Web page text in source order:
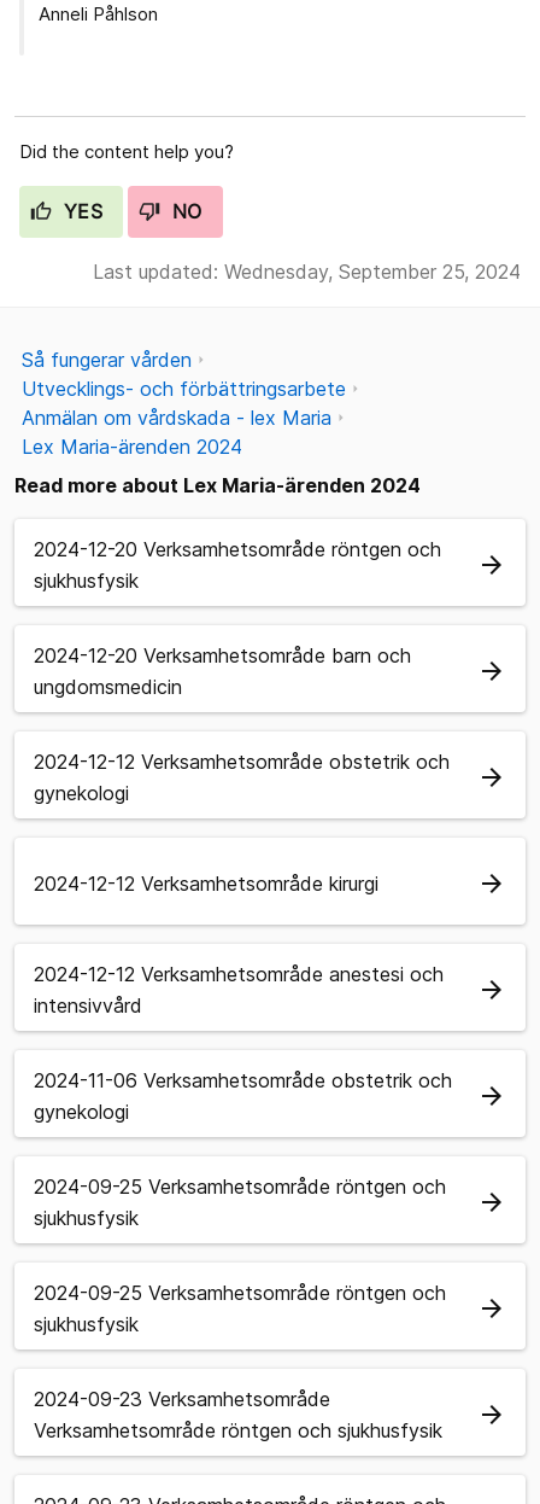
Anneli Påhlson
Did the content help you?
YES NO
Last updated: Wednesday, September 25, 2024
Så fungerar vården
Utvecklings- och förbättringsarbete
Anmälan om vårdskada - lex Maria
Lex Maria-ärenden 2024
Read more about Lex Maria-ärenden 2024
2024-12-20 Verksamhetsområde röntgen och
sjukhusfysik
arrow_forward
2024-12-20 Verksamhetsområde barn och
ungdomsmedicin
arrow_forward
2024-12-12 Verksamhetsområde obstetrik och
gynekologi
arrow_forward
2024-12-12 Verksamhetsområde kirurgi arrow_forward
2024-12-12 Verksamhetsområde anestesi och
intensivvård
arrow_forward
2024-11-06 Verksamhetsområde obstetrik och
gynekologi
arrow_forward
2024-09-25 Verksamhetsområde röntgen och
sjukhusfysik
arrow_forward
2024-09-25 Verksamhetsområde röntgen och
sjukhusfysik
arrow_forward
2024-09-23 Verksamhetsområde
Verksamhetsområde röntgen och sjukhusfysik
arrow_forward